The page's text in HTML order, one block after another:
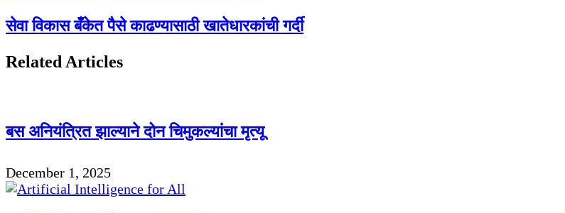
सेवा विकास बँकेत पैसे काढण्यासाठी खातेधारकांची गर्दी
Related Articles
बस अनियंत्रित झाल्याने दोन चिमुकल्यांचा मृत्यू
December 1, 2025